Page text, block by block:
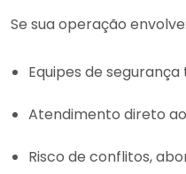
Se sua operação envolve:
Equipes de
Atendimento direto
Risco de conflitos,